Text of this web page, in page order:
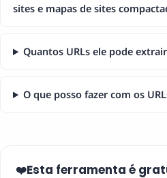
sites e mapas de sites
Quantos URLs ele pode
O que posso fazer com os
❤️Esta ferramenta é